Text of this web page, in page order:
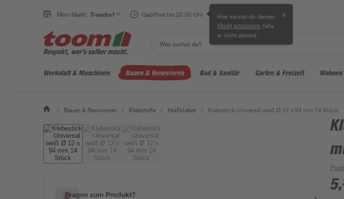
Mein Markt: Troisdorf Geöffnet bis 20:00 Uhr Hier kannst du deinen
Markt anpassen , falls
er nicht stimmt.
✕
Werkstatt & Maschinen Bauen & Renovieren Bad & Sanitär Garten & Freizeit
/ Bauen & Renovieren / Klebstoffe / Heißkleber / Klebestick Universal weiß Ø 12 x 94 mm 14 Stück
Fragen zum Produkt?
5,